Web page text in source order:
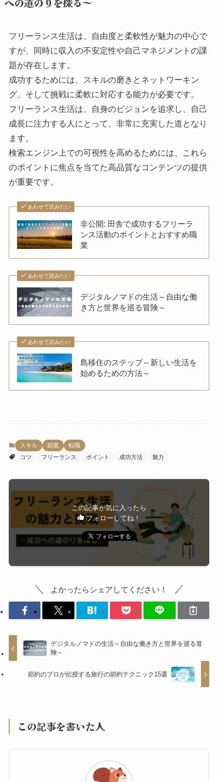
フリーランス生活は、自由度と柔軟性が魅力の中心で
すが、同時に収入の不安定性や自己マネジメントの課
題が存在します。
成功するためには、スキルの磨きとネットワーキン
グ、そして挑戦に柔軟に対応する能力が必要です。
フリーランス生活は、自身のビジョンを追求し、自己
成長に注力する人にとって、非常に充実した道となり
ます。
検索エンジン上での可視性を高めるためには、これら
のポイントに焦点を当てた高品質なコンテンツの提供
が重要です。
あわせて読みたい
非公開: 田舎で成功するフリーラ
ンス活動のポイントとおすすめ職
業
あわせて読みたい
デジタルノマドの生活～自由な働
き方と世界を巡る冒険～
あわせて読みたい
島移住のステップ～新しい生活を
始めるための方法～
スキル 副業
転職
コツ
フリーランス ポイント 成功方法 魅力
この記事が気に入ったら
フォローしてね！
よかったらシェアしてください！
デジタルノマドの生活～自由な働き方と世界を巡る冒
険～
節約のプロが伝授する旅行の節約テクニック15選
この記事を書いた人